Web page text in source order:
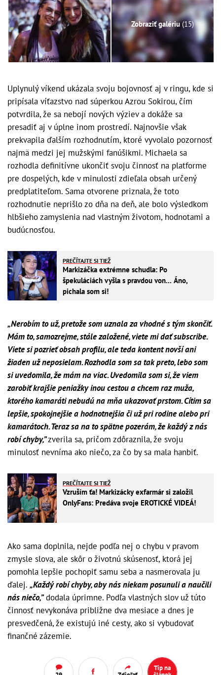
Zobraziť galériu(15)
Uplynulý víkend ukázala svoju bojovnosť aj v ringu, kde si
pripísala víťazstvo nad súperkou Azrou Sokirou, čím
potvrdila, že sa nebojí nových výziev a dokáže sa
presadiť aj v úplne inom prostredí. Najnovšie však
prekvapila ďalším rozhodnutím, ktoré vyvolalo pozornosť
najmä medzi jej mužskými fanúšikmi. Michaela sa
rozhodla definitívne ukončiť svoju činnosť na platforme
pre dospelých, kde v minulosti zdieľala obsah určený
predplatiteľom. Sama otvorene priznala, že toto
rozhodnutie neprišlo zo dňa na deň, ale bolo výsledkom
hlbšieho zamyslenia nad vlastným životom, hodnotami a
budúcnosťou.
PREČÍTAJTE SI TIEŽ
Markizáčka extrémne schudla: Po
špekuláciách vyšla s pravdou von... Áno,
pichala som si!
„Nerobím to už, pretože som uznala za vhodné s tým skončiť.
Mám to, samozrejme, stále založené, viete mi dať subscribe.
Viete si pozrieť obsah profilu, ale teda kontent novší ani
žiaden už neposielam. Rozhodla som sa tak preto, lebo som
si uvedomila, že mám na viac. Uvedomila som si, že viem
zarobiť krajšie peniažky inou cestou a chcem raz muža,
ktorého kamaráti nebudú na mňa ukazovať prstom. Cítim sa
lepšie, spokojnejšie a hodnotnejšia či už pri rodine alebo pri
kamarátoch. Teraz sa na to spätne pozerám, že každý z nás
robí chyby,”zverila sa, pričom zdôraznila, že svoju
minulosť nevníma ako niečo, za čo by sa mala hanbiť.
PREČÍTAJTE SI TIEŽ
Vzruším ťa! Markizácky exfarmár si založil
OnlyFans: Predáva svoje EROTICKÉ VIDEÁ!
Ako sama doplnila, nejde podľa nej o chybu v pravom
zmysle slova, ale skôr o životnú skúsenosť, ktorá jej
pomohla lepšie pochopiť samu seba a nasmerovala ju
ďalej. „Každý robí chyby, aby nás niekam posunuli a naučili
nás niečo,”dodala úprimne. Podľa vlastných slov už túto
činnosť nevykonáva približne dva mesiace a dnes je
presvedčená, že existujú iné cesty, ako si vybudovať
finančné zázemie.
Tip na